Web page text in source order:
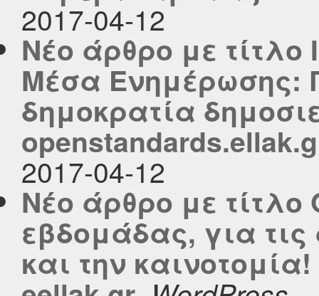
2017-04-12
Νέο άρθρο με τίτλο
Μέσα Ενημέρωσης:
δημοκρατία
2017-04-12
Νέο άρθρο με τίτλο
εβδομάδας, για τις
και την